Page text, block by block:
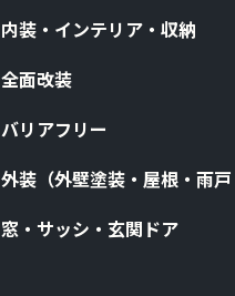
内装・インテリア・収納
全⾯改装
バリアフリー
外装（外壁塗装・屋根・⾬⼾
窓・サッシ・⽞関ドア